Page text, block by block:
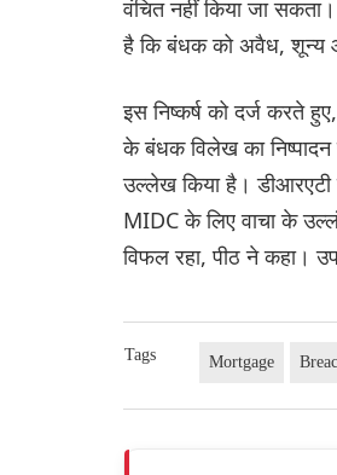
वंचित नहीं किया जा
है कि बंधक को अवैध, शून्य
इस निष्कर्ष को दर्ज करते
के बंधक विलेख का
उल्लेख किया है। डीआरएटी
MIDC के लिए वाचा के
विफल रहा, पीठ ने कहा।
Tags Mortgage